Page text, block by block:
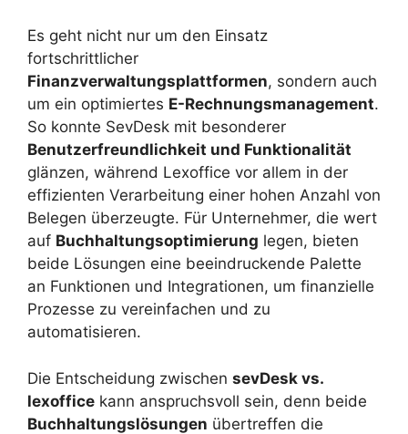
Es geht nicht nur um den Einsatz
fortschrittlicher
Finanzverwaltungsplattformen, sondern auch
um ein optimiertes E-Rechnungsmanagement.
So konnte SevDesk mit besonderer
Benutzerfreundlichkeit und Funktionalität
glänzen, während Lexoffice vor allem in der
effizienten Verarbeitung einer hohen Anzahl von
Belegen überzeugte. Für Unternehmer, die wert
auf Buchhaltungsoptimierung legen, bieten
beide Lösungen eine beeindruckende Palette
an Funktionen und Integrationen, um finanzielle
Prozesse zu vereinfachen und zu
automatisieren.
Die Entscheidung zwischen sevDesk vs.
lexoffice kann anspruchsvoll sein, denn beide
Buchhaltungslösungen übertreffen die